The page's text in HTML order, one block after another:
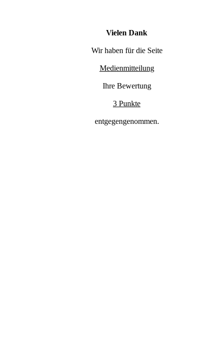
Vielen Dank
Wir haben für die Seite
Medienmitteilung
Ihre Bewertung
3 Punkte
entgegengenommen.